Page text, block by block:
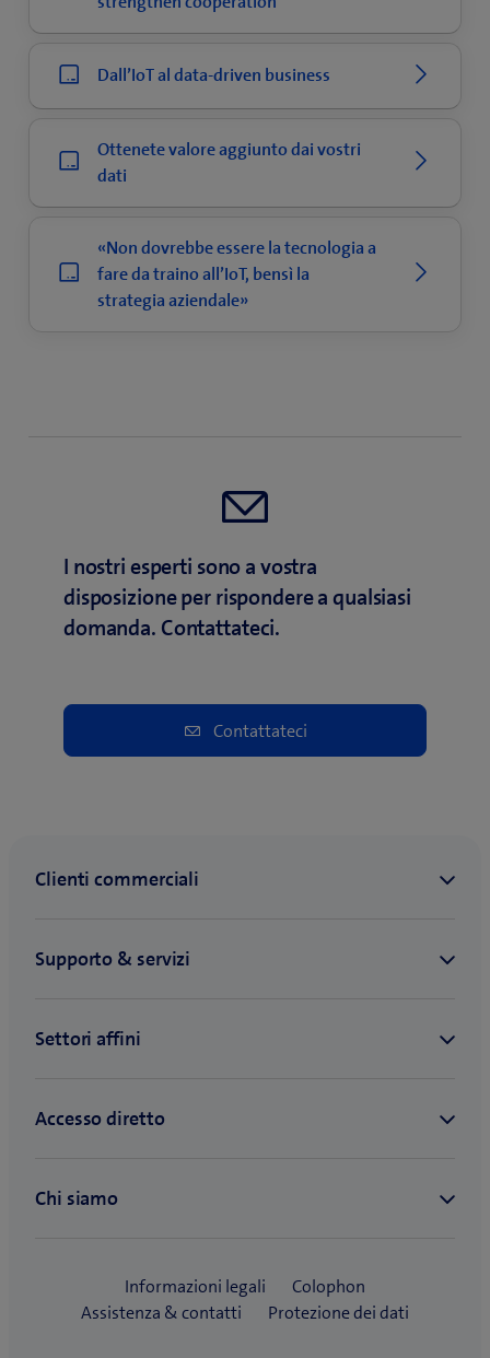
Dall’IoT al data-driven business
Ottenete valore aggiunto dai vostri
dati
«Non dovrebbe essere la tecnologia a
fare da traino all’IoT, bensì la
strategia aziendale»
I nostri esperti sono a vostra
disposizione per rispondere a qualsiasi
domanda. Contattateci.
Contattateci